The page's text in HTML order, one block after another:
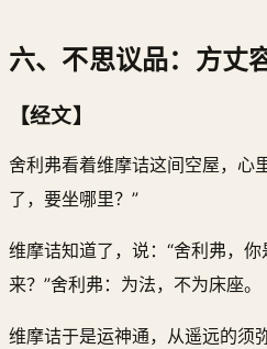
六、不思议品：方丈
【经文】
舍利弗看着维摩诘这间空屋，心
了，要坐哪里？”
维摩诘知道了，说：“舍利弗，
来？”舍利弗：为法，不为床座。
维摩诘于是运神通，从遥远的须